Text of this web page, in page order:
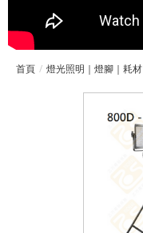
首頁 燈光照明｜燈腳｜耗材